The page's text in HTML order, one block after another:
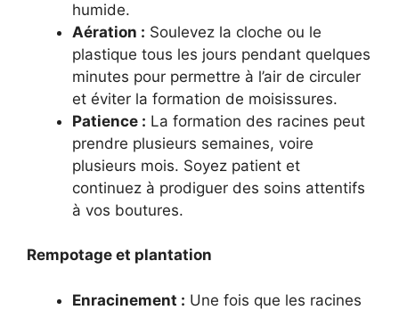
humide.
Aération : Soulevez la cloche ou le
plastique tous les jours pendant quelques
minutes pour permettre à l’air de circuler
et éviter la formation de moisissures.
Patience : La formation des racines peut
prendre plusieurs semaines, voire
plusieurs mois. Soyez patient et
continuez à prodiguer des soins attentifs
à vos boutures.
Rempotage et plantation
Enracinement : Une fois que les racines